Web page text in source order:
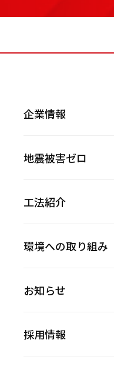
企業情報
地震被害ゼロ
工法紹介
環境への取り組み
お知らせ
採用情報